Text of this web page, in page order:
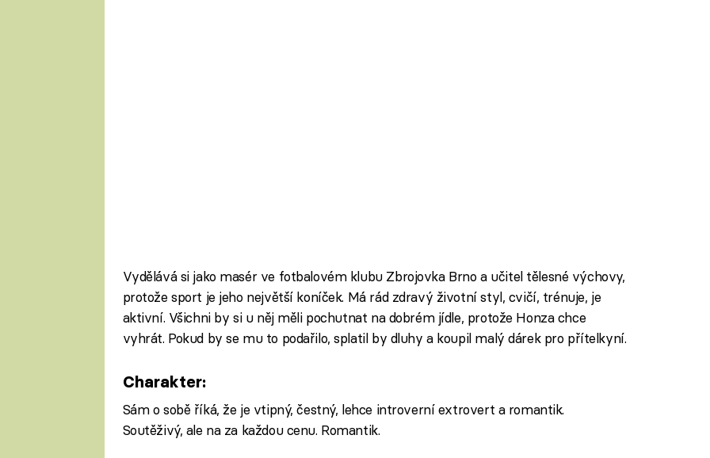
Vydělává si jako masér ve fotbalovém klubu Zbrojovka Brno a učitel tělesné výchovy,
protože sport je jeho největší koníček. Má rád zdravý životní styl, cvičí, trénuje, je
aktivní. Všichni by si u něj měli pochutnat na dobrém jídle, protože Honza chce
vyhrát. Pokud by se mu to podařilo, splatil by dluhy a koupil malý dárek pro přítelkyní.
Charakter:
Sám o sobě říká, že je vtipný, čestný, lehce introverní extrovert a romantik.
Soutěživý, ale na za každou cenu. Romantik.